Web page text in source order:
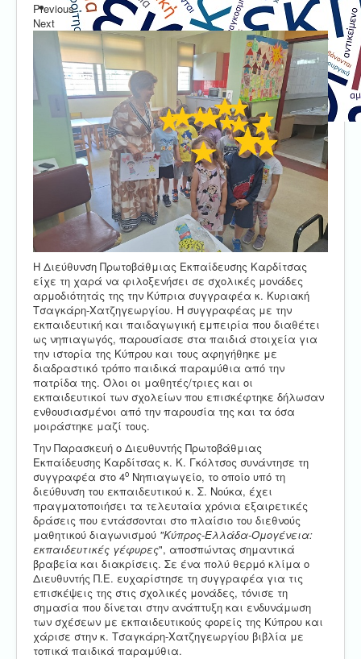
Previous
Next
Η Διεύθυνση Πρωτοβάθμιας Εκπαίδευσης Καρδίτσας
είχε τη χαρά να φιλοξενήσει σε σχολικές μονάδες
αρμοδιότητάς της την Κύπρια συγγραφέα κ. Κυριακή
Τσαγκάρη-Χατζηγεωργίου. Η συγγραφέας με την
εκπαιδευτική και παιδαγωγική εμπειρία που διαθέτει
ως νηπιαγωγός, παρουσίασε στα παιδιά στοιχεία για
την ιστορία της Κύπρου και τους αφηγήθηκε με
διαδραστικό τρόπο παιδικά παραμύθια από την
πατρίδα της. Όλοι οι μαθητές/τριες και οι
εκπαιδευτικοί των σχολείων που επισκέφτηκε δήλωσαν
ενθουσιασμένοι από την παρουσία της και τα όσα
μοιράστηκε μαζί τους.
Την Παρασκευή ο Διευθυντής Πρωτοβάθμιας
Εκπαίδευσης Καρδίτσας κ. Κ. Γκόλτσος συνάντησε τη
συγγραφέα στο 4ο Νηπιαγωγείο, το οποίο υπό τη
διεύθυνση του εκπαιδευτικού κ. Σ. Νούκα, έχει
πραγματοποιήσει τα τελευταία χρόνια εξαιρετικές
δράσεις που εντάσσονται στο πλαίσιο του διεθνούς
μαθητικού διαγωνισμού "Κύπρος-Ελλάδα-Ομογένεια:
εκπαιδευτικές γέφυρες", αποσπώντας σημαντικά
βραβεία και διακρίσεις. Σε ένα πολύ θερμό κλίμα ο
Διευθυντής Π.Ε. ευχαρίστησε τη συγγραφέα για τις
επισκέψεις της στις σχολικές μονάδες, τόνισε τη
σημασία που δίνεται στην ανάπτυξη και ενδυνάμωση
των σχέσεων με εκπαιδευτικούς φορείς της Κύπρου και
χάρισε στην κ. Τσαγκάρη-Χατζηγεωργίου βιβλία με
τοπικά παιδικά παραμύθια.